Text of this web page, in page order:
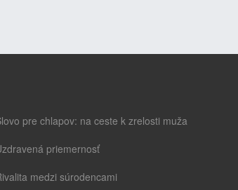
pre chlapov: na ceste k zrelosti muža
priemernosť
medzi súrodencami